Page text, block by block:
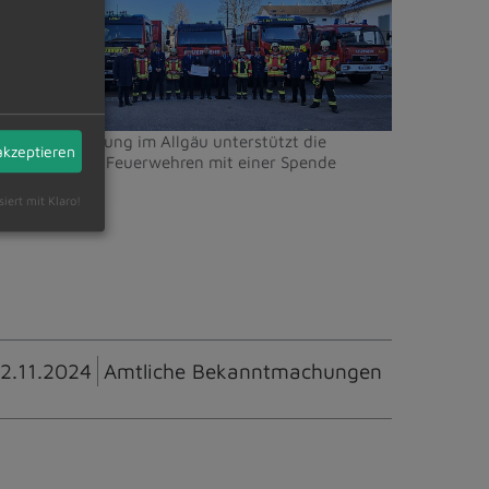
Die Bürgerstiftung im Allgäu unterstützt die
Feuerwehren mit einer Spende
Amtliche Bekanntmachungen
mit Klaro!